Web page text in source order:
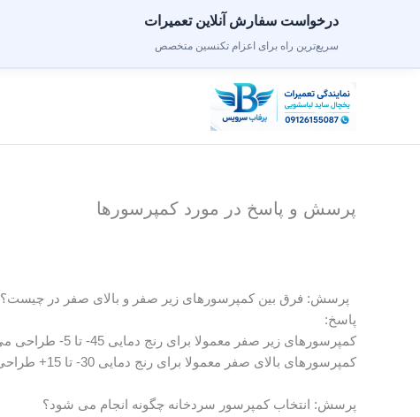
پرسش و پاسخ در مورد کمپرسورها
پرسش: فرق بین کمپرسورهای زیر صفر و بالای صفر در چیست؟
پاسخ:
کمپرسورهای زیر صفر معمولا برای رنج دمایی 45- تا 5- طراحی می شوند.
کمپرسورهای بالای صفر معمولا برای رنج دمایی 30- تا 15+ طراحی می شوند.
پرسش: انتخاب کمپرسور سردخانه چگونه انجام می شود؟
درخواست سفارش آنلاین تعمیرات
سریع‌ترین راه برای اعزام تکنسین متخصص